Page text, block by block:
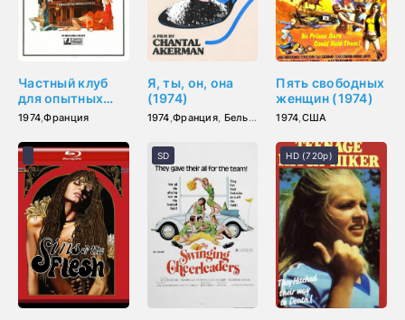
Частный клуб
для опытных
пар (1974)
1974,Франция
Я, ты, он, она
(1974)
1974,Франция, Бельгия
Пять свободных
женщин (1974)
1974,США
SD HD (720p)